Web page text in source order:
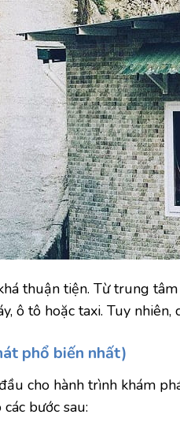
thuận tiện. Từ trung
ô tô hoặc taxi. Tuy
phổ biến nhất)
cho hành trình khám
bước sau: